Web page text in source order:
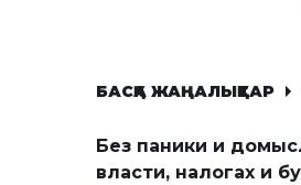
БАСҚА ЖАҢАЛЫҚТАР
Без паники и
власти, налогах и